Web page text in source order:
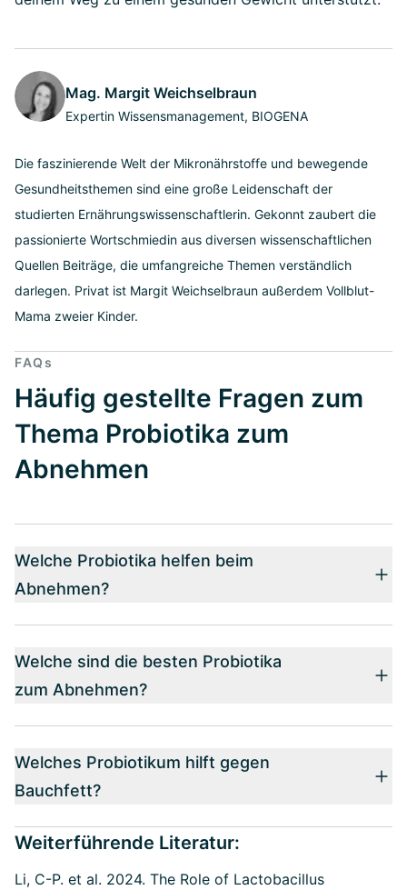
Mag. Margit Weichselbraun
Expertin Wissensmanagement, BIOGENA
Die faszinierende Welt der Mikronährstoffe und bewegende
Gesundheitsthemen sind eine große Leidenschaft der
studierten Ernährungswissenschaftlerin. Gekonnt zaubert die
passionierte Wortschmiedin aus diversen wissenschaftlichen
Quellen Beiträge, die umfangreiche Themen verständlich
darlegen. Privat ist Margit Weichselbraun außerdem Vollblut-
Mama zweier Kinder.
FAQs
Häufig gestellte Fragen zum
Thema Probiotika zum
Abnehmen
Welche Probiotika helfen beim
Abnehmen?
Welche sind die besten Probiotika
zum Abnehmen?
Welches Probiotikum hilft gegen
Bauchfett?
Weiterführende Literatur:
Li, C-P. et al. 2024. The Role of Lactobacillus